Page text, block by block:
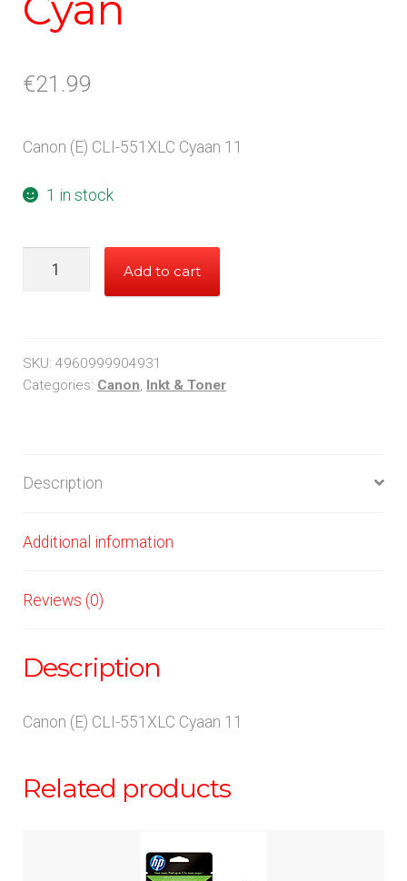
€21.99
Canon (E) CLI-551XLC Cyaan 11
1 in stock
Add to cart
SKU: 4960999904931
Categories: Canon, Inkt & Toner
Description
Additional information
Reviews (0)
Description
Canon (E) CLI-551XLC Cyaan 11
Related products